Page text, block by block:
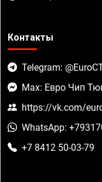
Контакты
Telegram:
Max: Евро Чип
https://vk.com/
WhatsApp:
+7 8412 50-03-79